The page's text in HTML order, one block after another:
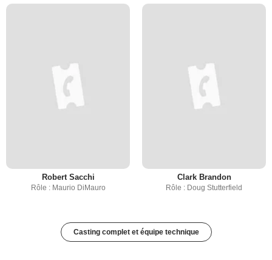
Robert Sacchi
Rôle : Maurio DiMauro
Clark Brandon
Rôle : Doug Stutterfield
Casting complet et équipe technique